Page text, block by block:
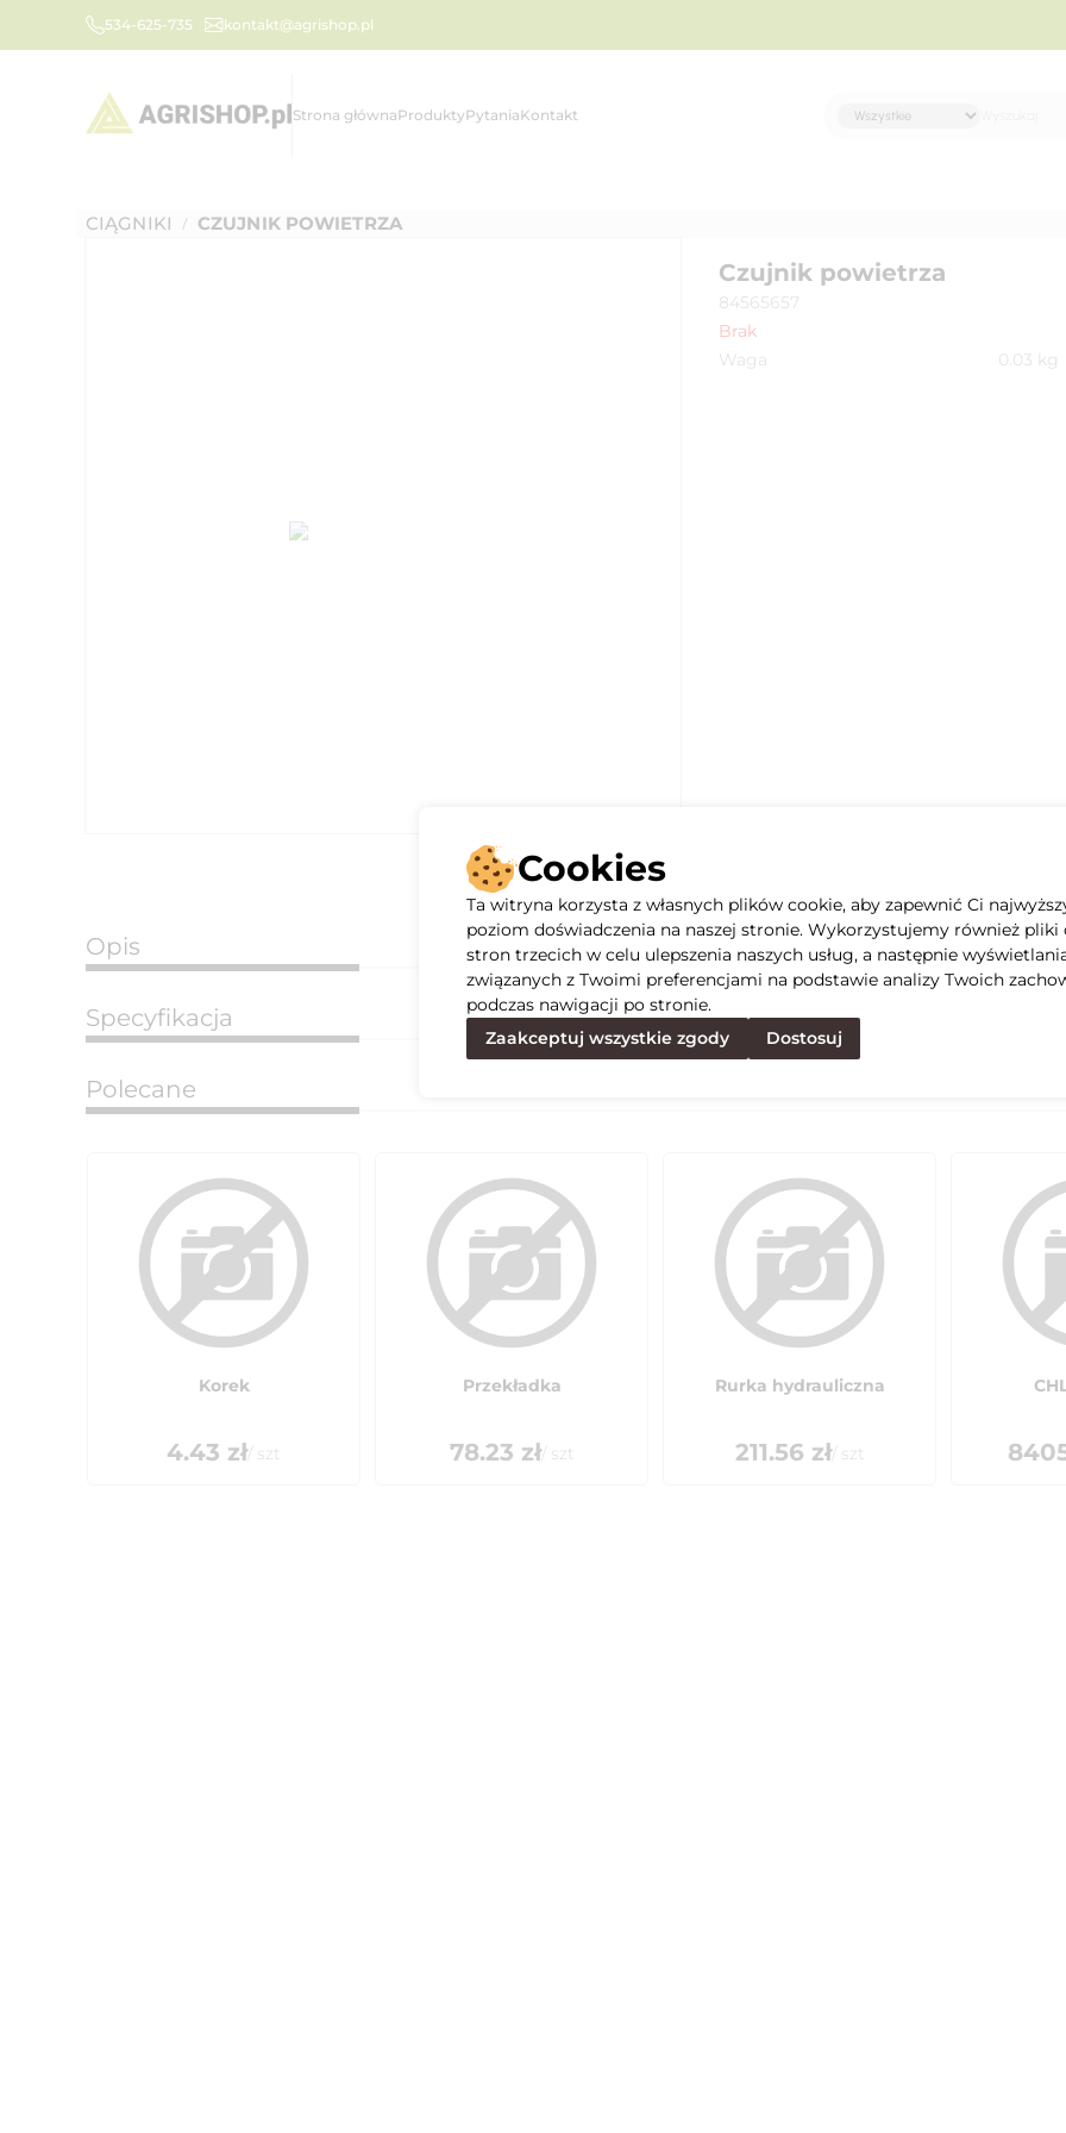
534-625-735 kontakt@agrishop.pl
Strona głównaProduktyPytaniaKontakt
CIĄGNIKI / CZUJNIK POWIETRZA
Czujnik powietrza
84565657
Brak
Waga
0.03 kg
Opis
Specyfikacja
Polecane
Korek
4.43 zł/ szt
Przekładka
78.23 zł/ szt
Rurka hydrauliczna
211.56 zł/ szt
Cookies
Ta witryna korzysta z własnych plików cookie, aby zapewnić Ci
poziom doświadczenia na naszej stronie. Wykorzystujemy również pliki
stron trzecich w celu ulepszenia naszych usług, a następnie
związanych z Twoimi preferencjami na podstawie analizy Twoich
podczas nawigacji po stronie.
Zaakceptuj wszystkie zgody
Dostosuj